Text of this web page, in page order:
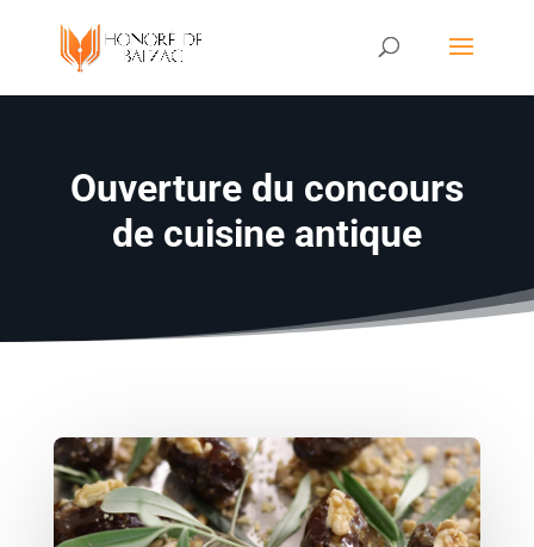
Ouverture du concours
de cuisine antique